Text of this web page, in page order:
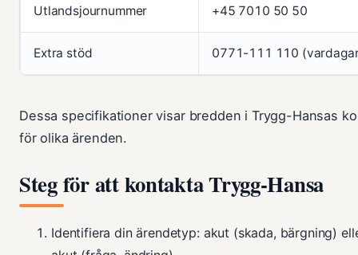
Utlandsjournummer +45 7010 50 50
Extra stöd 0771-111 110
Dessa specifikationer visar bredden i Trygg-Hansas
för olika ärenden.
Steg för att kontakta Trygg-Hansa
Identifiera din ärendetyp: akut (skada, bärgning)